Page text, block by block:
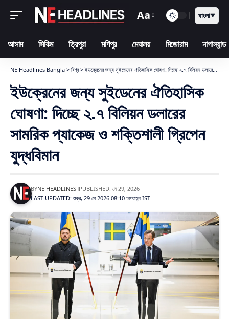
Aa বাংলা▼
আসাম সিকিম ত্রিপুরা মণিপুর মেঘালয় মিজোরাম নাগাল্যান্ড
NE Headlines Bangla > বিশ্ব> ইউক্রেনের জন্য সুইডেনের ঐতিহাসিক ঘোষণা: দিচ্ছে ২.৭ বিলিয়ন ডলারের সামরিক প্যাকেজ ও শক্তিশালী গ্রিপেন যুদ্ধবিমান
ইউক্রেনের জন্য সুইডেনের ঐতিহাসিক
ঘোষণা: দিচ্ছে ২.৭ বিলিয়ন ডলারের
সামরিক প্যাকেজ ও শক্তিশালী গ্রিপেন
যুদ্ধবিমান
LAST UPDATED: শুক্র, 29 মে 2026 08:10 অপরাহ্ন IST
BYNE HEADLINES PUBLISHED: মে 29, 2026